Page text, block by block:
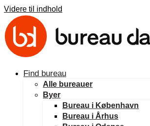
Videre til indhold
Find bureau
Alle bureauer
Byer
Bureau i København
Bureau i Århus